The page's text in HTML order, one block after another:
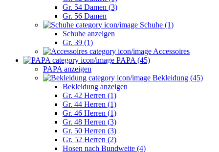
Gr. 54 Damen (3)
Gr. 56 Damen
Schuhe (1)
Schuhe anzeigen
Gr. 39 (1)
Accessoires
PAPA (45)
PAPA anzeigen
Bekleidung (45)
Bekleidung anzeigen
Gr. 42 Herren (1)
Gr. 44 Herren (1)
Gr. 46 Herren (1)
Gr. 48 Herren (3)
Gr. 50 Herren (3)
Gr. 52 Herren (2)
Hosen nach Bundweite (4)